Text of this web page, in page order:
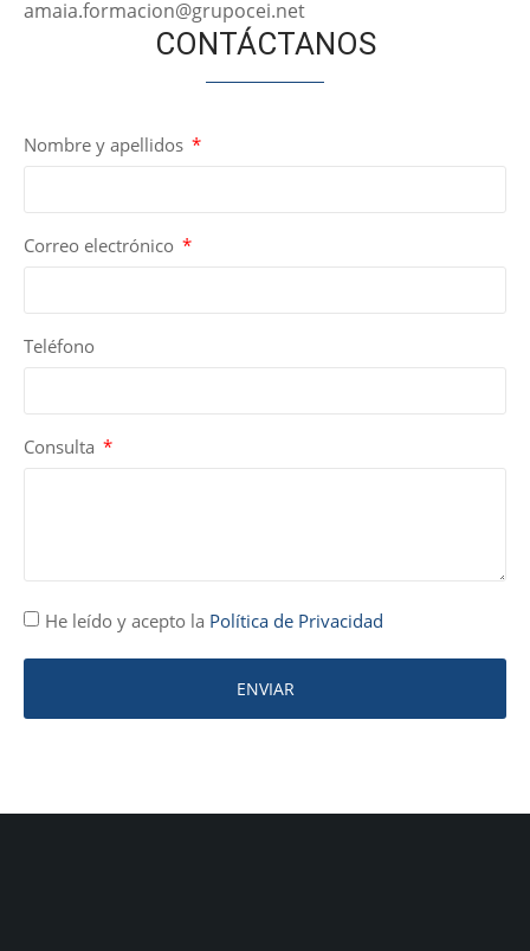
amaia.formacion@grupocei.net
CONTÁCTANOS
Nombre y apellidos
Correo electrónico
Teléfono
Consulta
He leído y acepto la Política de Privacidad
ENVIAR